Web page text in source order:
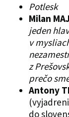
Potlesk
Milan
jeden
v
z
prečo
Antony
do